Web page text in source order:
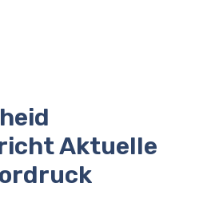
Aktuelle